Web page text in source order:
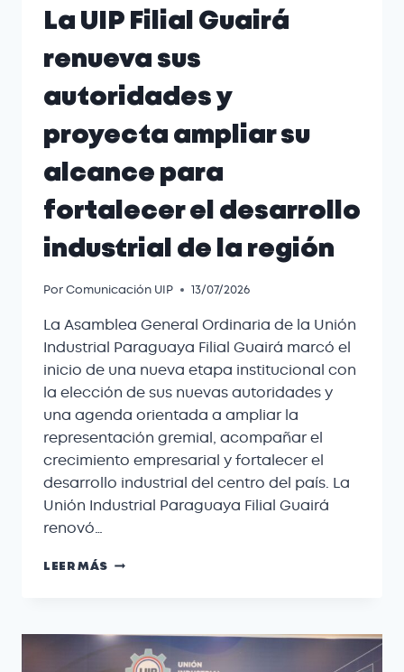
La UIP Filial Guairá
renueva sus
autoridades y
proyecta ampliar su
alcance para
fortalecer el desarrollo
industrial de la región
PorComunicación UIP 13/07/2026
La Asamblea General Ordinaria de la Unión
Industrial Paraguaya Filial Guairá marcó el
inicio de una nueva etapa institucional con
la elección de sus nuevas autoridades y
una agenda orientada a ampliar la
representación gremial, acompañar el
crecimiento empresarial y fortalecer el
desarrollo industrial del centro del país. La
Unión Industrial Paraguaya Filial Guairá
renovó…
LEER MÁS